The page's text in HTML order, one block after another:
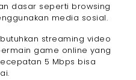
dasar seperti browsing
media sosial.
streaming video
game online yang
5 Mbps bisa